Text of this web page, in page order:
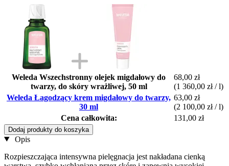
Weleda Wszechstronny olejek migdałowy do
twarzy, do skóry wrażliwej, 50 ml
68,00 zł
(1 360,00 zł / l)
Weleda Łagodzący krem migdałowy do twarzy,
30 ml
63,00 zł
(2 100,00 zł / l)
Cena całkowita:
131,00 zł
Dodaj produkty do koszyka
Opis
Rozpieszczająca intensywna pielęgnacja jest nakładana cienką